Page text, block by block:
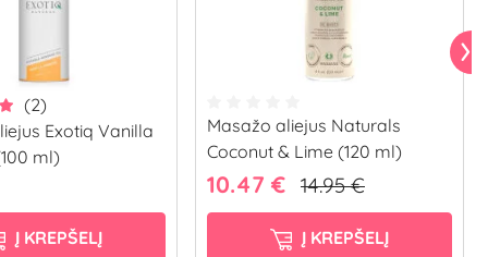
(2)
Exotiq Vanilla
ml)
Į KREPŠELĮ
Masažo aliejus Naturals
Coconut & Lime (120 ml)
10.47 € 14.95 €
Į KREPŠELĮ